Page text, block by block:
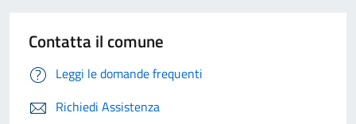
Contatta il comune
Leggi le domande frequenti
Richiedi Assistenza